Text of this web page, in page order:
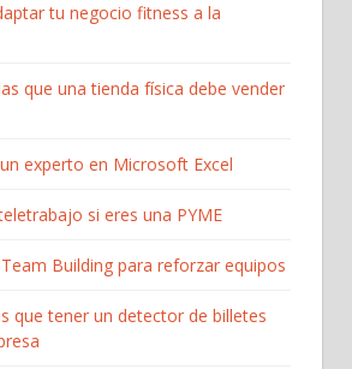
tu negocio fitness a la
que una tienda física debe vender
experto en Microsoft Excel
si eres una PYME
Building para reforzar equipos
que tener un detector de billetes